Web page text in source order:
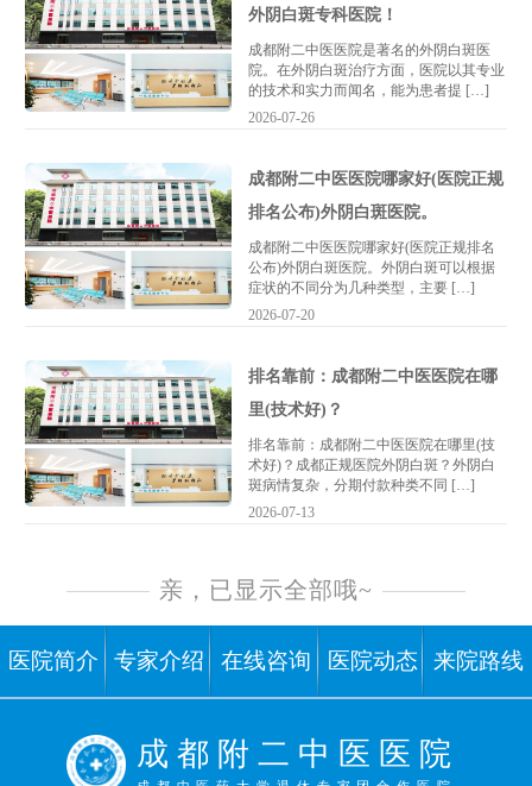
外阴白斑专科医院！
成都附二中医医院是著名的外阴白斑医
院。在外阴白斑治疗方面，医院以其专业
的技术和实力而闻名，能为患者提 […]
2026-07-26
成都附二中医医院哪家好(医院正规
排名公布)外阴白斑医院。
成都附二中医医院哪家好(医院正规排名
公布)外阴白斑医院。外阴白斑可以根据
症状的不同分为几种类型，主要 […]
2026-07-20
排名靠前：成都附二中医医院在哪
里(技术好)？
排名靠前：成都附二中医医院在哪里(技
术好)？成都正规医院外阴白斑？外阴白
斑病情复杂，分期付款种类不同 […]
2026-07-13
亲，已显示全部哦~
医院简介 专家介绍 在线咨询 医院动态 来院路线
成 都 附 二 中 医 医 院